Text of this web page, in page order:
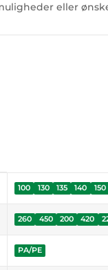
eller
100 130 135 140 150
260 450 200 420
PA/PE